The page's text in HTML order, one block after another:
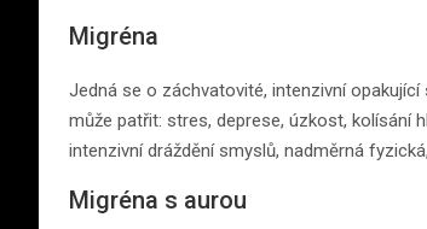
Migréna
Jedná se o záchvatovité, intenzivní
může patřit: stres, deprese, úzkost, kolísání
intenzivní dráždění smyslů, nadměrná
Migréna s aurou